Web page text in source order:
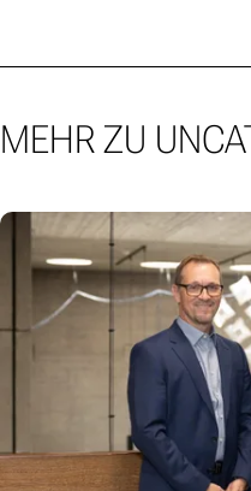
MEHR ZU